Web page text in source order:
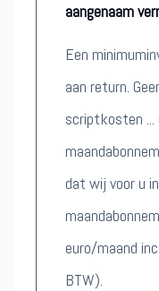
aangenaam
Een
aan return.
scriptkosten
dat wij voor u
euro/maand
BTW).